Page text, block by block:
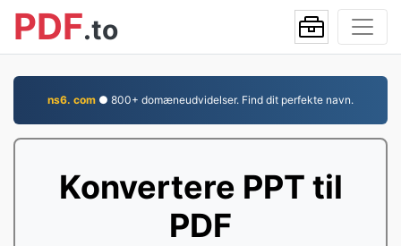
PDF.to
ns6. com ● 800+ domæneudvidelser. Find dit perfekte navn.
Konvertere PPT til
PDF